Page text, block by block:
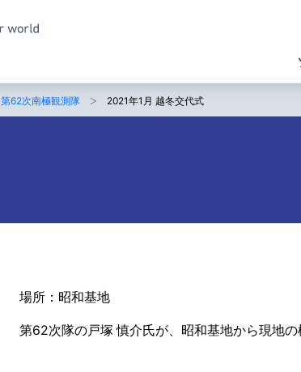
ゲ
ー
第62次南極観測隊 2021年1月 越冬交代式
場所：昭和基地
第62次隊の戸塚 慎介氏が、昭和基地から現地